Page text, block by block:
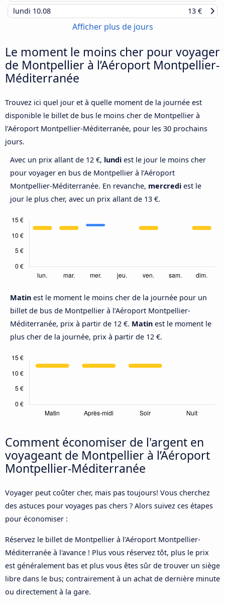
lundi 10.08 13 €
Afficher plus de jours
Le moment le moins cher pour voyager
de Montpellier à l’Aéroport Montpellier-
Méditerranée
Trouvez ici quel jour et à quelle moment de la journée est
disponible le billet de bus le moins cher de Montpellier à
l’Aéroport Montpellier-Méditerranée, pour les 30 prochains
jours.
Avec un prix allant de 12 €, lundi est le jour le moins cher
pour voyager en bus de Montpellier à l’Aéroport
Montpellier-Méditerranée. En revanche, mercredi est le
jour le plus cher, avec un prix allant de 13 €.
Matin est le moment le moins cher de la journée pour un
billet de bus de Montpellier à l’Aéroport Montpellier-
Méditerranée, prix à partir de 12 €. Matin est le moment le
plus cher de la journée, prix à partir de 12 €.
Comment économiser de l'argent en
voyageant de Montpellier à l’Aéroport
Montpellier-Méditerranée
Voyager peut coûter cher, mais pas toujours! Vous cherchez
des astuces pour voyages pas chers ? Alors suivez ces étapes
pour économiser :
Réservez le billet de Montpellier à l’Aéroport Montpellier-
Méditerranée à l'avance ! Plus vous réservez tôt, plus le prix
est généralement bas et plus vous êtes sûr de trouver un siège
libre dans le bus; contrairement à un achat de dernière minute
ou directement à la gare.